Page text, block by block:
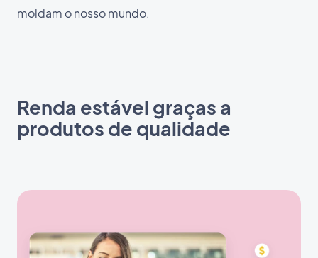
moldam o nosso mundo.
Renda estável graças a
produtos de qualidade